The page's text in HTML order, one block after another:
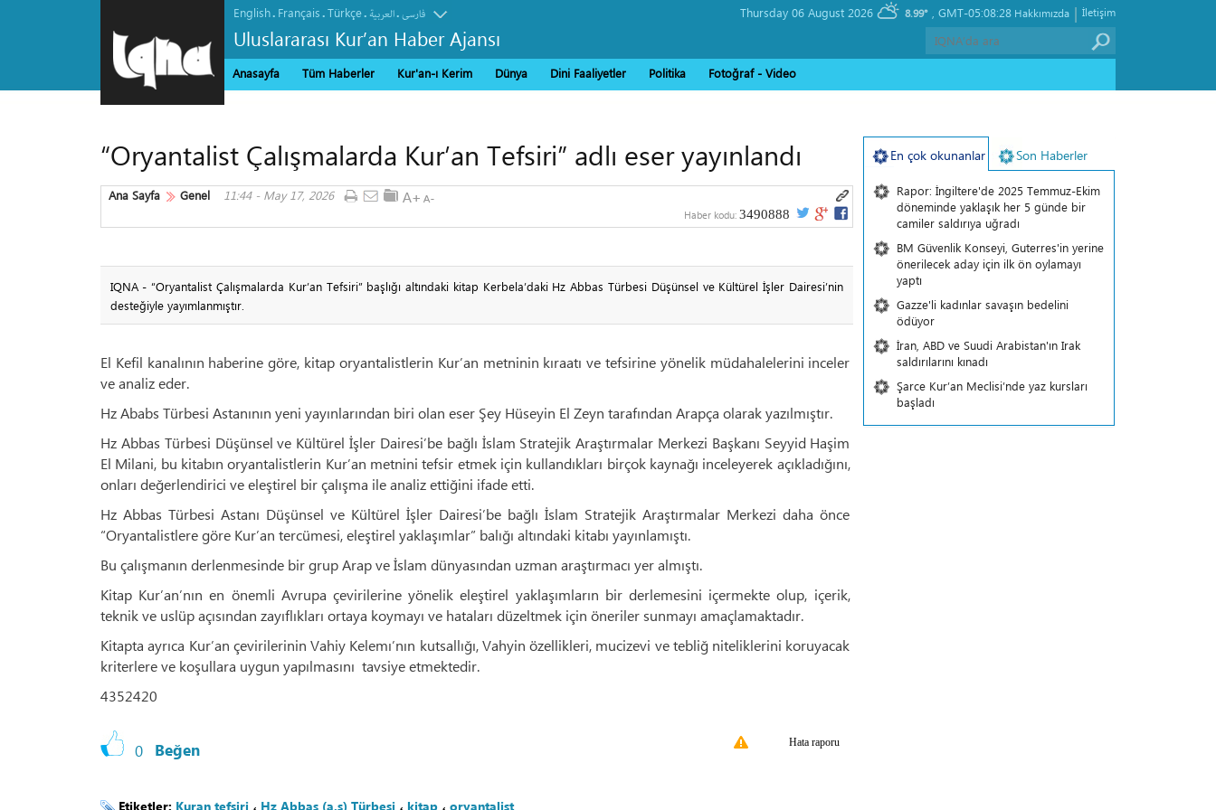
English. Français.Türkçe. العربیة.فارسی
Uluslararası Kur’an Haber Ajansı
GMT-05:08:28
8.99° İletişim
|
Hakkımızda
Anasayfa Tüm Haberler Kur'an-ı Kerim Dünya Dini Faaliyetler Politika Fotoğraf - Video
“Oryantalist Çalışmalarda Kur’an Tefsiri” adlı eser yayınlandı
Ana Sayfa Genel 11:44 - May 17, 2026
Haber kodu: 3490888
IQNA - “Oryantalist Çalışmalarda Kur’an Tefsiri” başlığı altındaki kitap Kerbela’daki Hz Abbas Türbesi Düşünsel ve Kültürel İşler Dairesi’nin
desteğiyle yayımlanmıştır.
El Kefil kanalının haberine göre, kitap oryantalistlerin Kur’an metninin kıraatı ve tefsirine yönelik müdahalelerini inceler
ve analiz eder.
Hz Ababs Türbesi Astanının yeni yayınlarından biri olan eser Şey Hüseyin El Zeyn tarafından Arapça olarak yazılmıştır.
Hz Abbas Türbesi Düşünsel ve Kültürel İşler Dairesi’be bağlı İslam Stratejik Araştırmalar Merkezi Başkanı Seyyid Haşim
El Milani, bu kitabın oryantalistlerin Kur’an metnini tefsir etmek için kullandıkları birçok kaynağı inceleyerek açıkladığını,
onları değerlendirici ve eleştirel bir çalışma ile analiz ettiğini ifade etti.
Hz Abbas Türbesi Astanı Düşünsel ve Kültürel İşler Dairesi’be bağlı İslam Stratejik Araştırmalar Merkezi daha önce
“Oryantalistlere göre Kur’an tercümesi, eleştirel yaklaşımlar” balığı altındaki kitabı yayınlamıştı.
Bu çalışmanın derlenmesinde bir grup Arap ve İslam dünyasından uzman araştırmacı yer almıştı.
Kitap Kur’an’nın en önemli Avrupa çevirilerine yönelik eleştirel yaklaşımların bir derlemesini içermekte olup, içerik,
teknik ve uslüp açısından zayıflıkları ortaya koymayı ve hataları düzeltmek için öneriler sunmayı amaçlamaktadır.
Kitapta ayrıca Kur’an çevirilerinin Vahiy Kelemı’nın kutsallığı, Vahyin özellikleri, mucizevi ve tebliğ niteliklerini koruyacak
kriterlere ve koşullara uygun yapılmasını tavsiye etmektedir.
4352420
0 Beğen Hata raporu
Etiketler: Kuran tefsiri ، Hz Abbas (a.s) Türbesi ، kitap ، oryantalist
En çok okunanlar Son Haberler
Rapor: İngiltere'de 2025 Temmuz-Ekim
döneminde yaklaşık her 5 günde bir
camiler saldırıya uğradı
BM Güvenlik Konseyi, Guterres'in yerine
önerilecek aday için ilk ön oylamayı
yaptı
Gazze'li kadınlar savaşın bedelini
ödüyor
İran, ABD ve Suudi Arabistan'ın Irak
saldırılarını kınadı
Şarce Kur’an Meclisi’nde yaz kursları
başladı